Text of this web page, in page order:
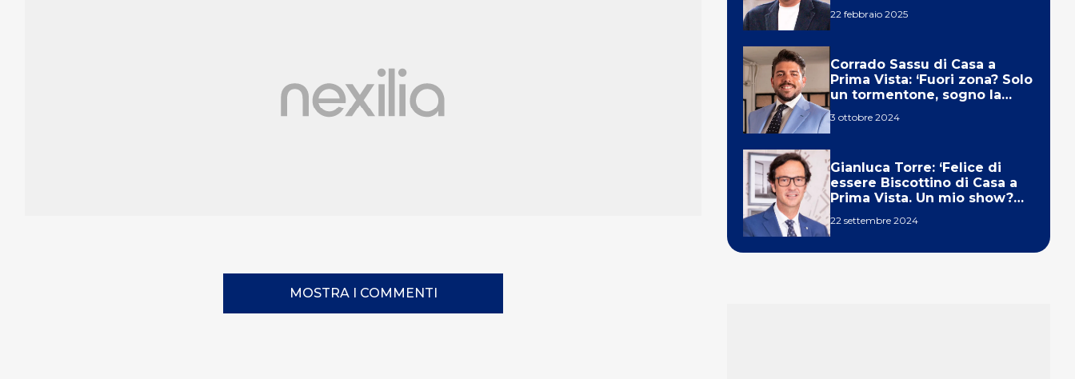
MOSTRA I COMMENTI
22 febbraio 2025
Corrado Sassu di Casa a
Prima Vista: ‘Fuori zona? Solo
un tormentone, sogno la
3 ottobre 2024
Gianluca Torre: ‘Felice di
essere Biscottino di Casa a
Prima Vista. Un mio show?
22 settembre 2024